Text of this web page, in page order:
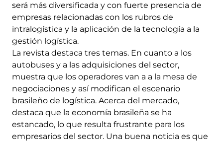
será más diversificada y con fuerte presencia de
empresas relacionadas con los rubros de
intralogística y la aplicación de la tecnología a la
gestión logística.
La revista destaca tres temas. En cuanto a los
autobuses y a las adquisiciones del sector,
muestra que los operadores van a a la mesa de
negociaciones y así modifican el escenario
brasileño de logística. Acerca del mercado,
destaca que la economía brasileña se ha
estancado, lo que resulta frustrante para los
empresarios del sector. Una buena noticia es que